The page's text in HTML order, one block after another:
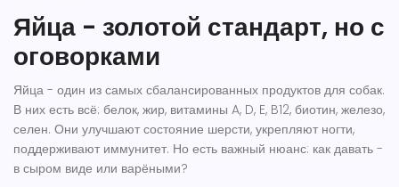
Яйца - золотой стандарт, но с
оговорками
Яйца - один из самых сбалансированных продуктов для собак.
В них есть всё: белок, жир, витамины A, D, E, B12, биотин, железо,
селен. Они улучшают состояние шерсти, укрепляют ногти,
поддерживают иммунитет. Но есть важный нюанс: как давать -
в сыром виде или варёными?